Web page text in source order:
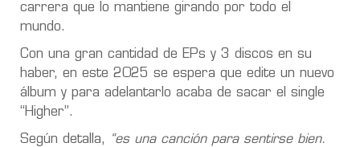
carrera que lo mantiene girando por todo el
mundo.
Con una gran cantidad de EPs y 3 discos en su
haber, en este 2025 se espera que edite un nuevo
álbum y para adelantarlo acaba de sacar el single
“Higher”.
Según detalla,
“es una canción para sentirse bien.